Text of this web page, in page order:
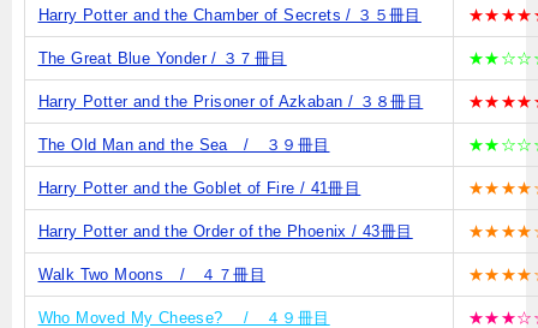
Harry Potter and the Chamber of Secrets / ３５冊目
The Great Blue Yonder / ３７冊目
Harry Potter and the Prisoner of Azkaban / ３８冊目
The Old Man and the Sea / ３９冊目
Harry Potter and the Goblet of Fire / 41冊目
Harry Potter and the Order of the Phoenix / 43冊目
Walk Two Moons / ４７冊目
Who Moved My Cheese? / ４９冊目